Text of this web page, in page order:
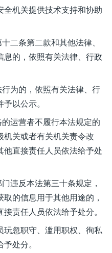
全机关提供技术支持和协助
二条第二款和其他法律、
的，依照有关法律、行政
为的，依照有关法律、行
以公示。
运营者不履行本法规定的
关或者有关机关责令改
直接责任人员依法给予处
违反本法第三十条规定，
的信息用于其他用途的，
责任人员依法给予处分。
玩忽职守、滥用职权、徇私
处分。